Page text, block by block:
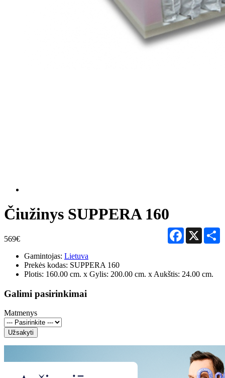
Čiužinys SUPPERA 160
569€
Facebook
X
Gamintojas: Lietuva
Prekės kodas: SUPPERA 160
Plotis: 160.00 cm. x Gylis: 200.00 cm. x Aukštis: 24.00 cm.
Galimi pasirinkimai
Matmenys
Užsakyti